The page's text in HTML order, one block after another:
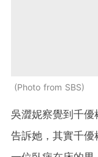
Photo from SBS
吳澀妮察覺到千
告訴她，其實千